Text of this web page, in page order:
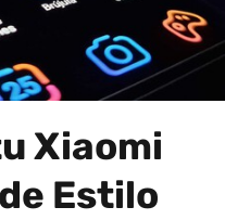
Xiaomi
Estilo